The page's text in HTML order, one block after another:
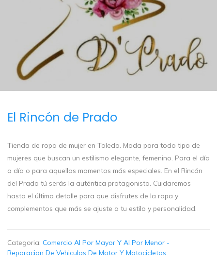
El Rincón de Prado
Tienda de ropa de mujer en Toledo. Moda para todo tipo de
mujeres que buscan un estilismo elegante, femenino. Para el día
a día o para aquellos momentos más especiales. En el Rincón
del Prado tú serás la auténtica protagonista. Cuidaremos
hasta el último detalle para que disfrutes de la ropa y
complementos que más se ajuste a tu estilo y personalidad.
Categoria: Comercio Al Por Mayor Y Al Por Menor -
Reparacion De Vehiculos De Motor Y Motocicletas